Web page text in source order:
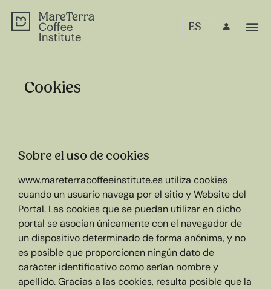
ES
Cookies
Sobre el uso de cookies
www.mareterracoffeeinstitute.es utiliza cookies
cuando un usuario navega por el sitio y Website del
Portal. Las cookies que se puedan utilizar en dicho
portal se asocian únicamente con el navegador de
un dispositivo determinado de forma anónima, y no
es posible que proporcionen ningún dato de
carácter identificativo como serían nombre y
apellido. Gracias a las cookies, resulta posible que la